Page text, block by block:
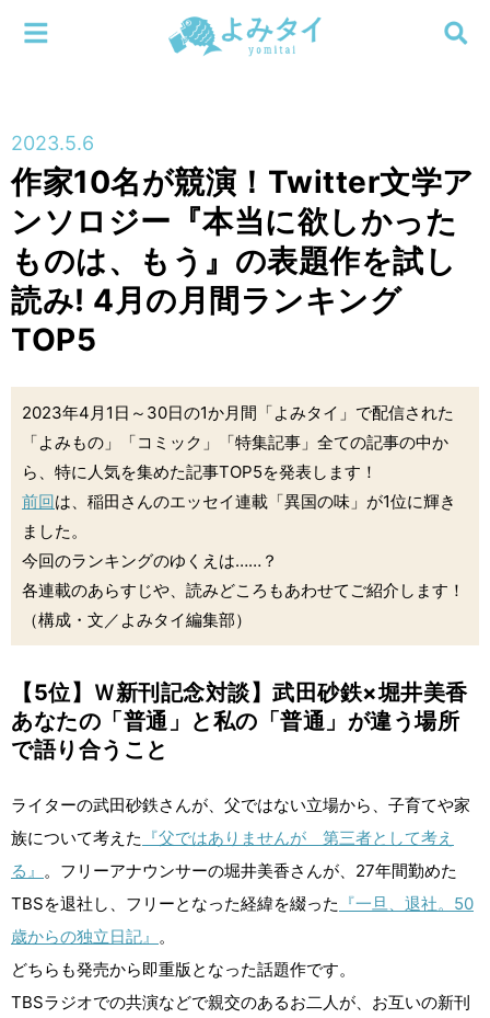
連載
新刊
編集部
検索する
メニューを閉じる
2023.5.6
作家10名が競演！Twitter文学ア
ンソロジー『本当に欲しかった
ものは、もう』の表題作を試し
読み! 4月の月間ランキング
TOP5
2023年4月1日～30日の1か月間「よみタイ」で配信された
「よみもの」「コミック」「特集記事」全ての記事の中か
ら、特に人気を集めた記事TOP5を発表します！
前回は、稲田さんのエッセイ連載「異国の味」が1位に輝き
ました。
今回のランキングのゆくえは……？
各連載のあらすじや、読みどころもあわせてご紹介します！
（構成・文／よみタイ編集部）
【5位】Ｗ新刊記念対談】武田砂鉄×堀井美香
あなたの「普通」と私の「普通」が違う場所
で語り合うこと
ライターの武田砂鉄さんが、父ではない立場から、子育てや家
族について考えた 『父ではありませんが 第三者として考え
る』 。フリーアナウンサーの堀井美香さんが、27年間勤めた
TBSを退社し、フリーとなった経緯を綴った 『一旦、退社。50
歳からの独立日記』 。
どちらも発売から即重版となった話題作です。
TBSラジオでの共演などで親交のあるお二人が、お互いの新刊